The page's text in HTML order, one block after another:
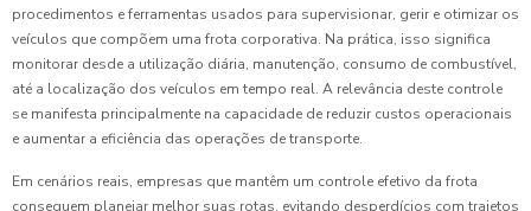
procedimentos e ferramentas usados para supervisionar, gerir e otimizar os
veículos que compõem uma frota corporativa. Na prática, isso significa
monitorar desde a utilização diária, manutenção, consumo de combustível,
até a localização dos veículos em tempo real. A relevância deste controle
se manifesta principalmente na capacidade de reduzir custos operacionais
e aumentar a eficiência das operações de transporte.
Em cenários reais, empresas que mantêm um controle efetivo da frota
conseguem planejar melhor suas rotas, evitando desperdícios com trajetos